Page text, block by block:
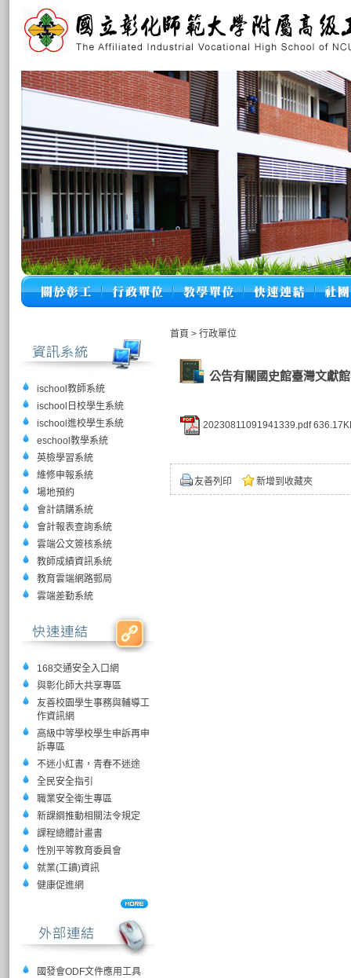
ischool教師系統
ischool日校學生系統
ischool進校學生系統
eschool教學系統
英檢學習系統
維修申報系統
場地預約
會計請購系統
會計報表查詢系統
雲端公文簽核系統
教師成績資訊系統
教育雲端網路郵局
雲端差勤系統
168交通安全入口網
與彰化師大共享專區
友善校園學生事務與輔導工
作資訊網
高級中等學校學生申訴再申
訴專區
不迷小紅書，青春不迷途
全民安全指引
職業安全衛生專區
新課綱推動相關法令規定
課程總體計畫書
性別平等教育委員會
就業(工讀)資訊
健康促進網
國發會ODF文件應用工具
首頁 > 行政單位
公告有關國史館臺灣文獻
20230811091941339.pdf
友善列印 新增到收藏夾